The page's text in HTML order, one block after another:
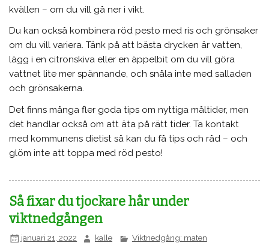
kvällen – om du vill gå ner i vikt.
Du kan också kombinera röd pesto med ris och grönsaker
om du vill variera. Tänk på att bästa drycken är vatten,
lägg i en citronskiva eller en äppelbit om du vill göra
vattnet lite mer spännande, och snåla inte med salladen
och grönsakerna.
Det finns många fler goda tips om nyttiga måltider, men
det handlar också om att äta på rätt tider. Ta kontakt
med kommunens dietist så kan du få tips och råd – och
glöm inte att toppa med röd pesto!
Så fixar du tjockare hår under
viktnedgången
januari 21, 2022 kalle Viktnedgång: maten